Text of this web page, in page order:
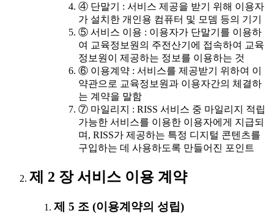
④ 단말기 : 서비스 제공을 받기 위해 이용자
가 설치한 개인용 컴퓨터 및 모뎀 등의 기기
⑤ 서비스 이용 : 이용자가 단말기를 이용하
여 교육정보원의 주전산기에 접속하여 교육
정보원이 제공하는 정보를 이용하는 것
⑥ 이용계약 : 서비스를 제공받기 위하여 이
약관으로 교육정보원과 이용자간의 체결하
는 계약을 말함
⑦ 마일리지 : RISS 서비스 중 마일리지 적립
가능한 서비스를 이용한 이용자에게 지급되
며, RISS가 제공하는 특정 디지털 콘텐츠를
구입하는 데 사용하도록 만들어진 포인트
제 2 장 서비스 이용 계약
제 5 조 (이용계약의 성립)